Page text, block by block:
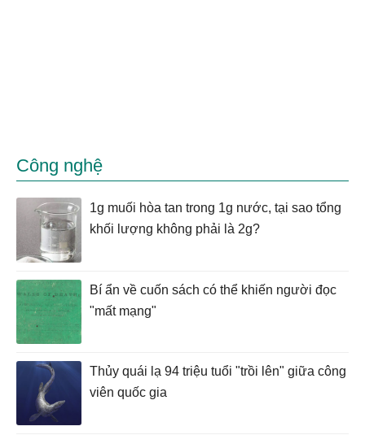
Công nghệ
1g muối hòa tan trong 1g nước, tại sao tổng
khối lượng không phải là 2g?
Bí ẩn về cuốn sách có thể khiến người đọc
"mất mạng"
Thủy quái lạ 94 triệu tuổi "trồi lên" giữa công
viên quốc gia